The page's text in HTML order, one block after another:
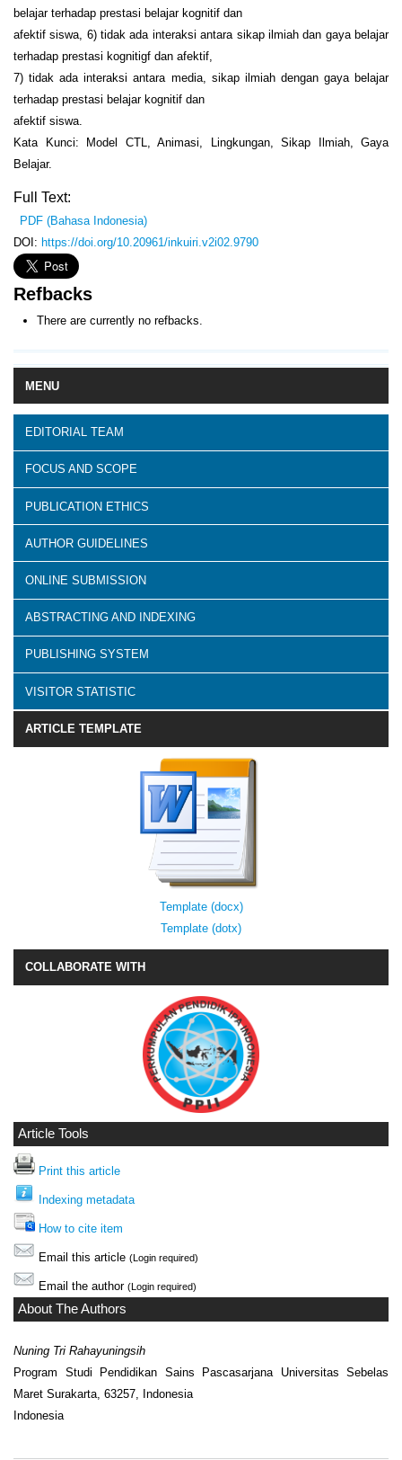
MENU
EDITORIAL TEAM
FOCUS AND SCOPE
PUBLICATION ETHICS
AUTHOR GUIDELINES
ONLINE SUBMISSION
ABSTRACTING AND INDEXING
PUBLISHING SYSTEM
VISITOR STATISTIC
ARTICLE TEMPLATE
Template (docx)
Template (dotx)
COLLABORATE WITH
Article Tools
Print this article
Indexing metadata
How to cite item
Email this article (Login required)
Email the author (Login required)
About The Authors
Nuning Tri Rahayuningsih
Program Studi Pendidikan Sains Pascasarjana Universitas Sebelas
Maret Surakarta, 63257, Indonesia
Indonesia
belajar terhadap prestasi belajar kognitif dan
afektif siswa, 6) tidak ada interaksi antara sikap ilmiah dan gaya belajar
terhadap prestasi kognitigf dan afektif,
7) tidak ada interaksi antara media, sikap ilmiah dengan gaya belajar
terhadap prestasi belajar kognitif dan
afektif siswa.
Kata Kunci: Model CTL, Animasi, Lingkungan, Sikap Ilmiah, Gaya
Belajar.
Full Text:
PDF (Bahasa Indonesia)
DOI: https://doi.org/10.20961/inkuiri.v2i02.9790
Refbacks
There are currently no refbacks.